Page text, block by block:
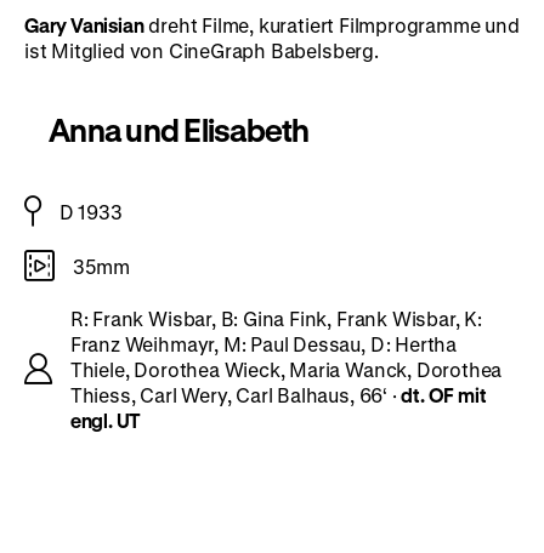
Gary Vanisiandreht Filme, kuratiert Filmprogramme und
ist Mitglied von CineGraph Babelsberg.
Anna und Elisabeth
D 1933
35mm
R: Frank Wisbar, B: Gina Fink, Frank Wisbar, K:
Franz Weihmayr, M: Paul Dessau, D: Hertha
Thiele, Dorothea Wieck, Maria Wanck, Dorothea
Thiess, Carl Wery, Carl Balhaus, 66‘ ·dt. OF mit
engl. UT